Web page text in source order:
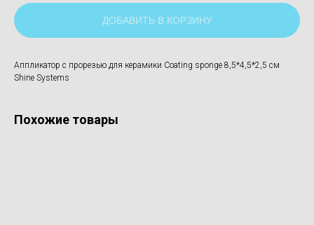
ДОБАВИТЬ В КОРЗИНУ
Аппликатор с прорезью для керамики Coating sponge 8,5*4,5*2,5 см
Shine Systems
Похожие товары